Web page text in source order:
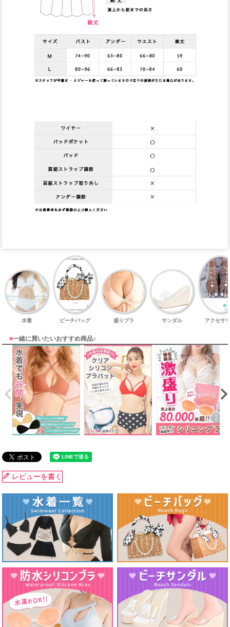
水着 ビーチバッグ 盛りブラ サンダル アクセサ
■一緒に買いたいおすすめ商品♪
レビューを書く